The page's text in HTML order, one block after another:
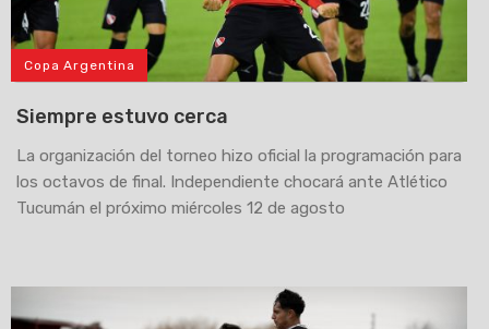
Copa Argentina
Siempre estuvo cerca
La organización del torneo hizo oficial la programación para
los octavos de final. Independiente chocará ante Atlético
Tucumán el próximo miércoles 12 de agosto